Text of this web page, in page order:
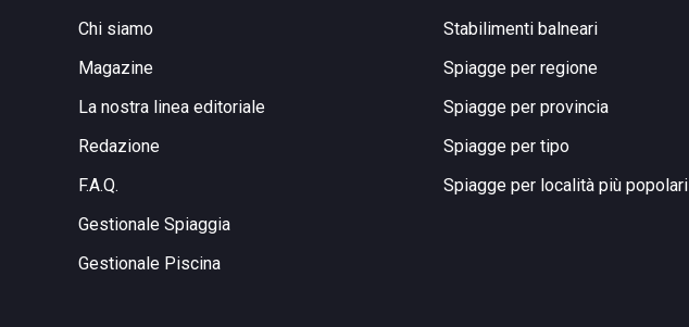
Chi siamo
Magazine
La nostra linea editoriale
Redazione
F.A.Q.
Gestionale Spiaggia
Gestionale Piscina
Stabilimenti balneari
Spiagge per regione
Spiagge per provincia
Spiagge per tipo
Spiagge per località più popolari